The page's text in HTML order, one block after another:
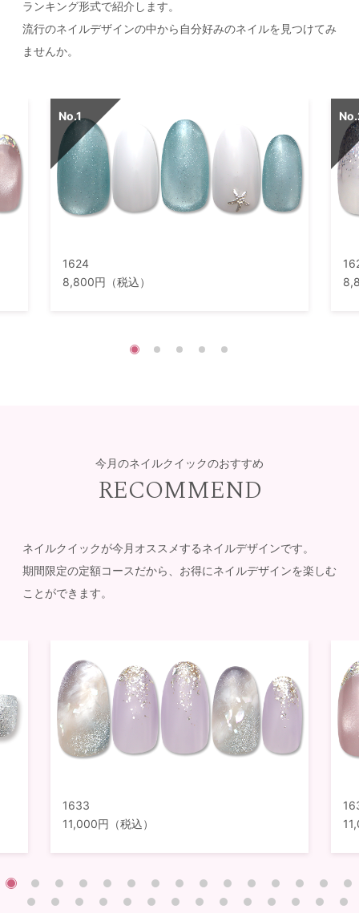
ランキング形式で紹介します。
流行のネイルデザインの中から自分好みのネイルを見つけてみ
ませんか。
1624
8,800円（税込）
今月のネイルクイックのおすすめ
RECOMMEND
ネイルクイックが今月オススメするネイルデザインです。
期間限定の定額コースだから、お得にネイルデザインを楽しむ
ことができます。
1633
11,000円（税込）